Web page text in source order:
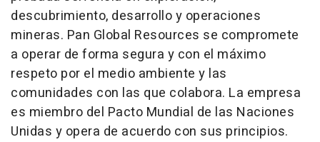
descubrimiento, desarrollo y operaciones
mineras. Pan Global Resources se compromete
a operar de forma segura y con el máximo
respeto por el medio ambiente y las
comunidades con las que colabora. La empresa
es miembro del Pacto Mundial de las Naciones
Unidas y opera de acuerdo con sus principios.